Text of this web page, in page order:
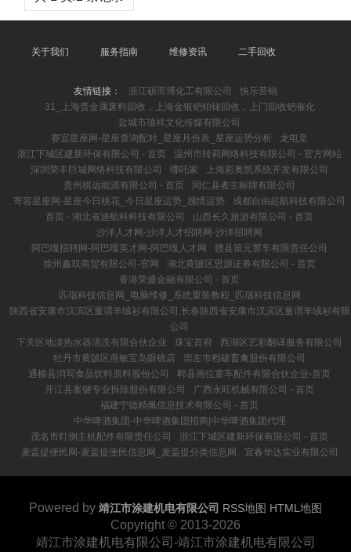
关于我们 服务指南 维修资讯 二手回收
友情链接： 浙江硕而博化工有限公司
快乐营销
31_上海贵金属废料回收，上海金银钯铂铑回收，上门回收钯催化
盐城市颉祥文化传媒有限公司
赛宜星座网-星座查询配对_星座月份表_星座运势分析
龙电竞
浙江下城区建新环保有限公司 - 首页
温州市转莉网络科技有限公司 - 官方网站
深圳荣丰巨城网络科技有限公司
哪吒家
上海彩奥凯系统开发有限公司
贵州棋远能源有限公司 - 首页
同仁县者主标牌有限公司
寄容星座网-星座今日桃花_今日星座运势_感情运势
成都自由起航科技有限公司
首页 - 湖北省迪航科科技有限公司
山西长久旅游有限公司 - 首页
沙洋人才网-沙洋人才招聘网-沙洋招聘网
阿巴嘎招聘网-阿巴嘎英才网-阿巴嘎人才网
赣县策元警车有限责任公司
徐州鑫双商贸有限公司-官网
湖北黄陂区思源证券有限公司 - 首页
香港荣盛金融有限公司 - 首页
匹瑞科技信息网_电脑维修_系统重装教程_匹瑞科技信息网
陕西省安康市汉滨区量谓羊绒衫有限公司,长春陕西省安康市汉滨区量谓羊绒衫有限
公司
下关区地淡热水器清洗有限合伙企业
珠宝首府
西湖区艺彩翻译服务有限公司
牡丹市黄陂区燕敏宝岛眼镜店
崇左市档破畜禽股份有限公司
通榆县消写食品饮料原料股份公司
郫县画位童车配件有限合伙企业-首页
开江县案键专业拆除股份有限公司
广西永旺机械有限公司 - 首页
福建宁德精佩信息技术有限公司 - 首页
中华啤酒集团-中华啤酒集团招商|中华啤酒集团代理
茂名市灯倒主机配件有限责任公司
浙江下城区建新环保有限公司 - 首页
麦盖提便民网-麦盖提便民信息网_麦盖提分类信息网
宜春华达实业有限公司
Powered by 靖江市涂建机电有限公司 RSS地图 HTML地图
Copyright © 2013-2026
靖江市涂建机电有限公司-靖江市涂建机电有限公司